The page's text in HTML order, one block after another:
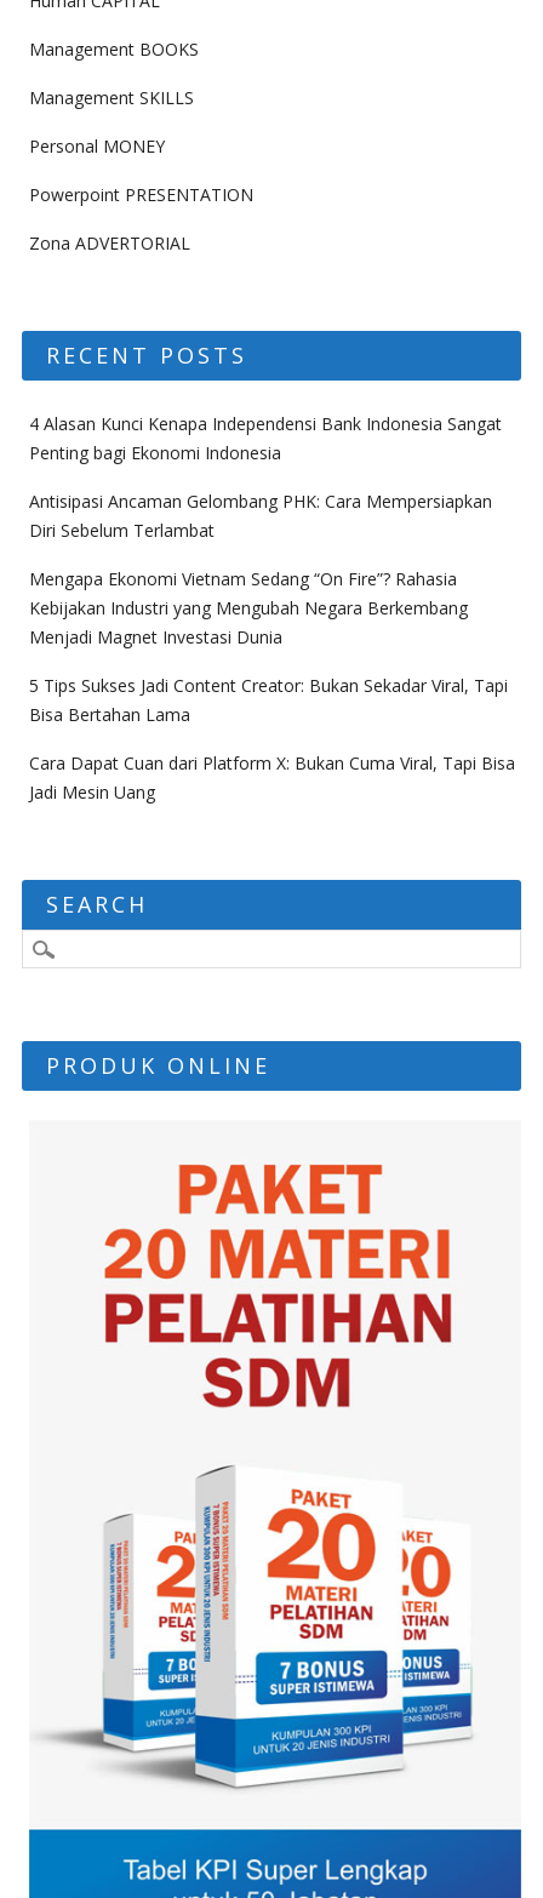
Management BOOKS
Management SKILLS
Personal MONEY
Powerpoint PRESENTATION
Zona ADVERTORIAL
RECENT POSTS
4 Alasan Kunci Kenapa Independensi Bank Indonesia Sangat
Penting bagi Ekonomi Indonesia
Antisipasi Ancaman Gelombang PHK: Cara Mempersiapkan
Diri Sebelum Terlambat
Mengapa Ekonomi Vietnam Sedang “On Fire”? Rahasia
Kebijakan Industri yang Mengubah Negara Berkembang
Menjadi Magnet Investasi Dunia
5 Tips Sukses Jadi Content Creator: Bukan Sekadar Viral, Tapi
Bisa Bertahan Lama
Cara Dapat Cuan dari Platform X: Bukan Cuma Viral, Tapi Bisa
Jadi Mesin Uang
SEARCH
PRODUK ONLINE